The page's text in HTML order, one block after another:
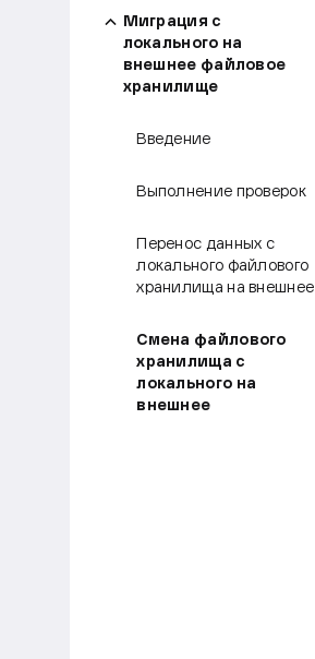
Миграция с
локального на
внешнее файловое
хранилище
Введение
Выполнение проверок
Перенос данных с
локального файлового
хранилища на внешнее
Смена файлового
хранилища с
локального на
внешнее